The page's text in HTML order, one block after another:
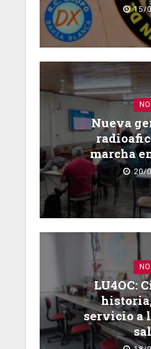
15/
Nueva
marcha
20/
LU4OC:
servicio a